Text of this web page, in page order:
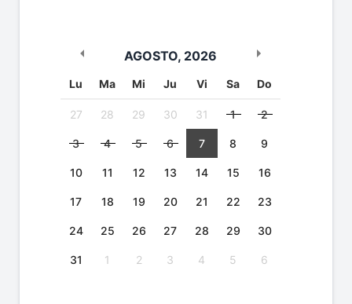
AGOSTO, 2026
Lu Ma Mi Ju Vi Sa Do
27 28 29 30 31 1 2
3 4 5 6 7 8 9
10 11 12 13 14 15 16
17 18 19 20 21 22 23
24 25 26 27 28 29 30
31 1 2 3 4 5 6